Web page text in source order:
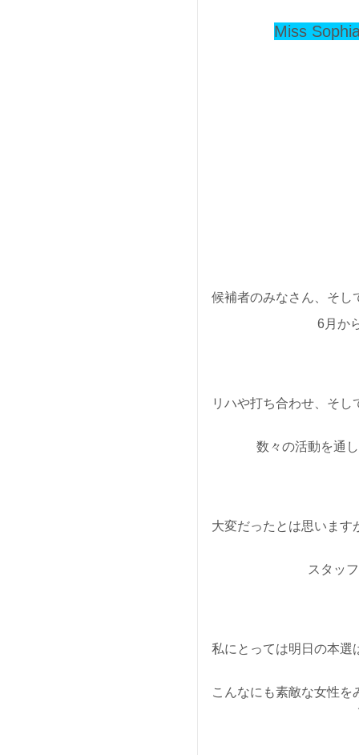
Miss
候補者のみなさん、そし
6月か
リハや打ち合わせ、そ
数々の活動を通
大変だったとは思います
スタッ
私にとっては明日の本選
こんなにも素敵な女性